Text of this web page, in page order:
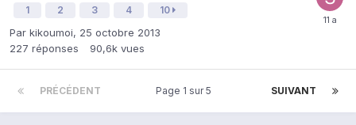
1 2 3 4 10
Par kikoumoi, 25 octobre 2013
227 réponses 90,6k vues
PRÉCÉDENT SUIVANT
Page 1 sur 5